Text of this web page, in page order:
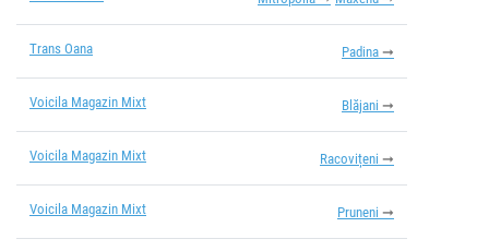
Trans Oana Padina
Voicila Magazin Mixt Blăjani
Voicila Magazin Mixt Racovițeni
Voicila Magazin Mixt Pruneni